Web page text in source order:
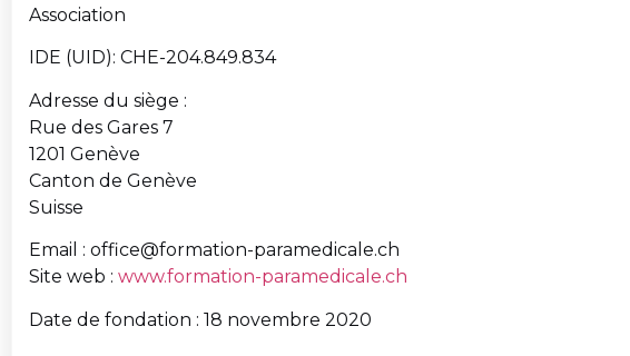
Association
IDE (UID): CHE-204.849.834
Adresse du siège :
Rue des Gares 7
1201 Genève
Canton de Genève
Suisse
Email : office@formation-paramedicale.ch
Site web : www.formation-paramedicale.ch
Date de fondation : 18 novembre 2020